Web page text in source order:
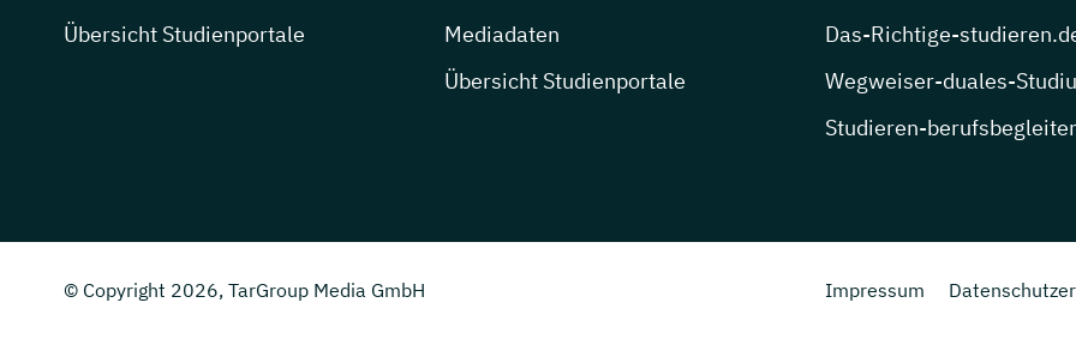
Übersicht Studienportale
Mediadaten
Übersicht Studienportale
Das-Richtige-
Wegweiser-duales-
Studieren-
© Copyright 2026, TarGroup Media GmbH Impressum